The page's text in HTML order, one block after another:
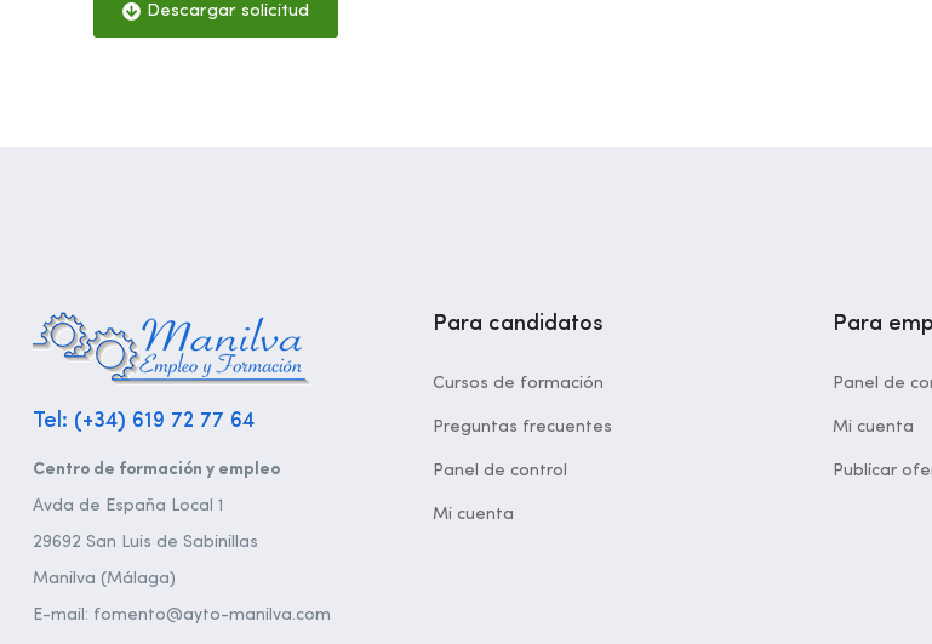
Descargar solicitud
Tel: (+34) 619 72 77 64
Centro de formación y empleo
Avda de España Local 1
29692 San Luis de Sabinillas
Manilva (Málaga)
E-mail: fomento@ayto-manilva.com
Para candidatos
Cursos de formación
Preguntas frecuentes
Panel de control
Mi cuenta
Para
Panel de
Mi cuenta
Publicar